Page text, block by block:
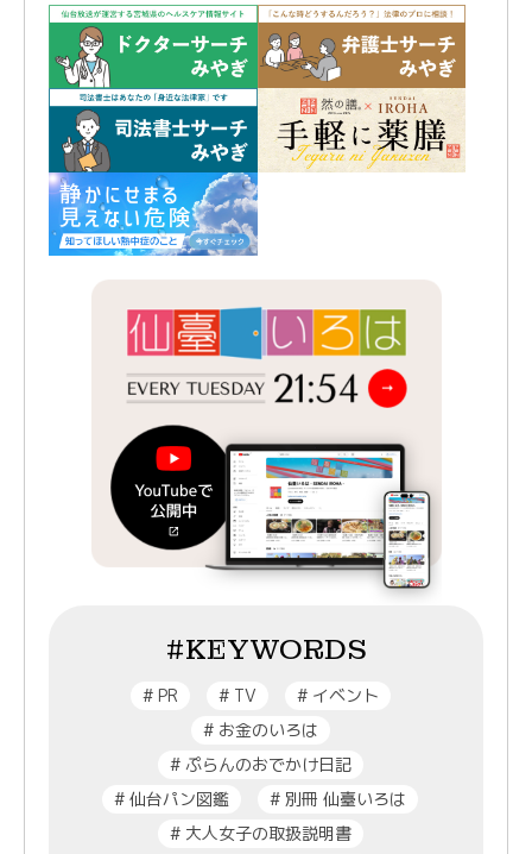
#KEYWORDS
#PR #TV #イベント
#お金のいろは
#ぷらんのおでかけ日記
# 仙台パン図鑑 # 別冊 仙臺いろは
#大人女子の取扱説明書